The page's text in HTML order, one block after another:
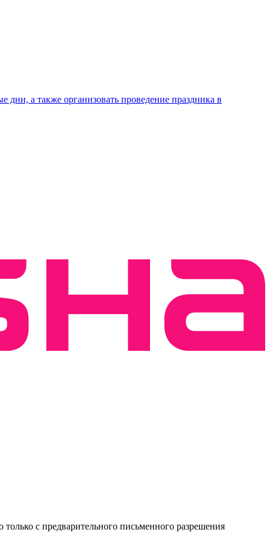
а также организовать проведение праздника в
с предварительного письменного разрешения